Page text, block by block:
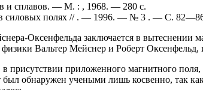
и сплавов. — М. : , 1968. — 280 с.
в силовых полях // . — 1996. — № 3 . — С.
Оксенфельда заключается в вытеснении
Вальтер Мейснер и Роберт
присутствии приложенного магнитного
обнаружен учеными лишь косвенно, так